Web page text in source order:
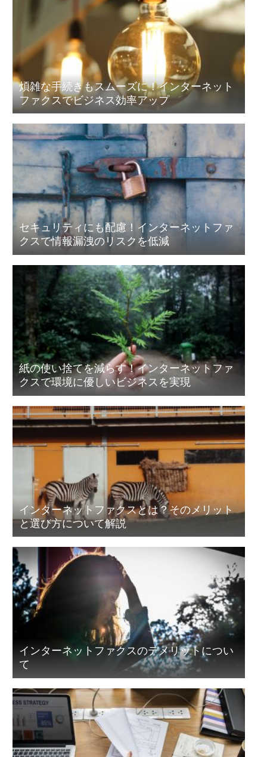
煩雑な手続きもスムーズに！インターネット
ファクスでビジネス効率アップ
セキュリティにも配慮！インターネットファ
クスで情報漏洩のリスクを低減
紙の使い捨てを減らす！インターネットファ
クスで環境に優しいビジネスを実現
インターネットファクスとは？そのメリット
と選び方について解説
インターネットファクスのデメリットについ
て